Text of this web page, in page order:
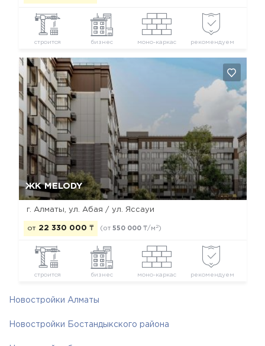
строится бизнес моно-каркас рекомендуем
ЖК MELODY
г. Алматы, ул. Абая / ул. Яссауи
от 22 330 000 ₸ (от 550 000 ₸/м 2)
строится бизнес моно-каркас рекомендуем
Да, удалить Отмена
Новостройки Алматы
Новостройки Бостандыкского района